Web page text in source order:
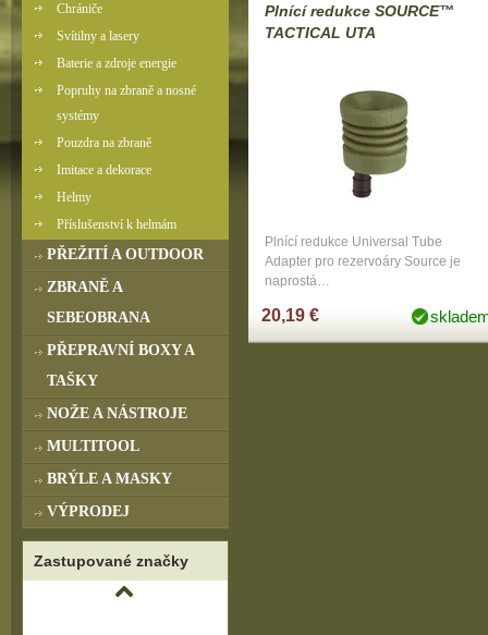
Plnící redukce SOURCE™
TACTICAL UTA
Plnící redukce Universal Tube
Adapter pro rezervoáry Source je
naprostá…
20,19 €
Chrániče
Svítilny a lasery
Baterie a zdroje energie
Popruhy na zbraně a nosné
systémy
Pouzdra na zbraně
Imitace a dekorace
Helmy
Příslušenství k helmám
PŘEŽITÍ A OUTDOOR
ZBRANĚ A
SEBEOBRANA
PŘEPRAVNÍ BOXY A
TAŠKY
NOŽE A NÁSTROJE
MULTITOOL
BRÝLE A MASKY
VÝPRODEJ
Zastupované značky